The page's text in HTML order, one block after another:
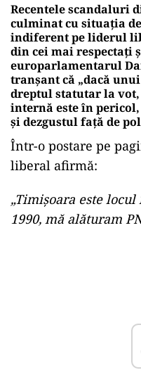
Recentele scandaluri
culminat cu situația
indiferent pe liderul
din cei mai
europarlamentarul
tranșant că „dacă
dreptul statutar la
internă este în
și dezgustul față de
Într-o postare pe
liberal afirmă:
„Timișoara este
1990, mă alăturam